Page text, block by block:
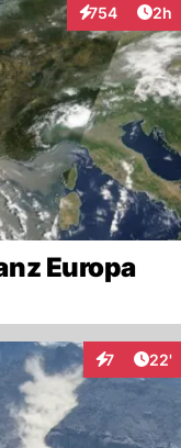
754
Interaktionen
2h
Europa
7 22'